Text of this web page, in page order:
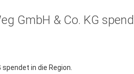
GmbH & Co. KG
spendet in die Region.